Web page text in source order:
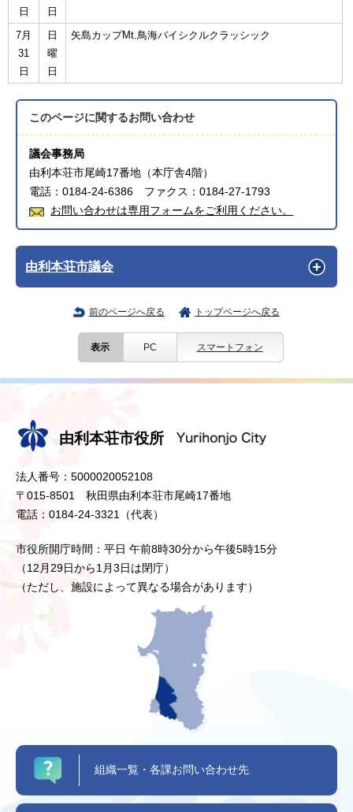
日
日
7月
31
日
日
曜
日
矢島カップMt.鳥海バイシクルクラッシック
このページに関するお問い合わせ
議会事務局
由利本荘市尾崎17番地（本庁舎4階）
電話：0184-24-6386 ファクス：0184-27-1793
お問い合わせは専用フォームをご利用ください。
由利本荘市議会
前のページへ戻る トップページへ戻る
表示 PC スマートフォン
由利本荘市役所
法人番号：5000020052108
〒015-8501 秋田県由利本荘市尾崎17番地
電話：0184-24-3321（代表）
市役所開庁時間：平日 午前8時30分から午後5時15分
（12月29日から1月3日は閉庁）
（ただし、施設によって異なる場合があります）
組織一覧・各課お問い合わせ先